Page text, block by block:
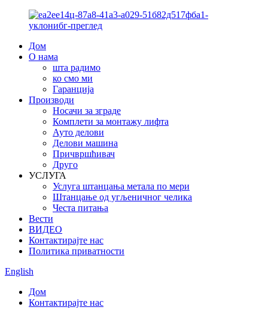
Дом
О нама
шта радимо
ко смо ми
Гаранција
Производи
Носачи за зграде
Комплети за монтажу лифта
Ауто делови
Делови машина
Причвршћивач
Друго
УСЛУГА
Услуга штанцања метала по мери
Штанцање од угљеничног челика
Честа питања
Вести
ВИДЕО
Контактирајте нас
Политика приватности
English
Дом
Контактирајте нас